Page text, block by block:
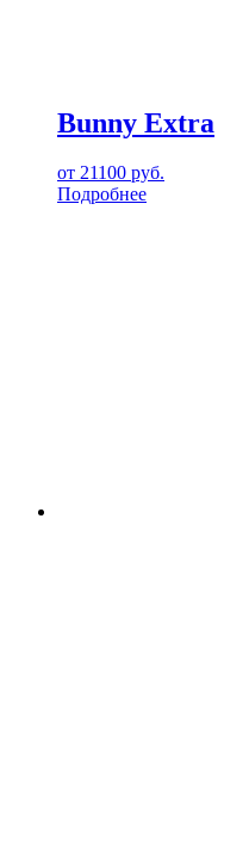
Bunny Extra
от 21100 руб.
Подробнее